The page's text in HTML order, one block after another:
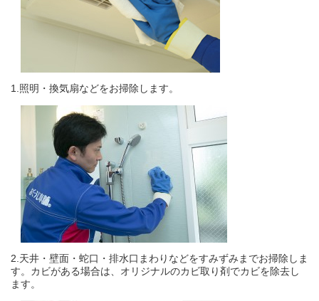
1.照明・換気扇などをお掃除します。
2.天井・壁面・蛇口・排水口まわりなどをすみずみまでお掃除しま
す。カビがある場合は、オリジナルのカビ取り剤でカビを除去し
ます。